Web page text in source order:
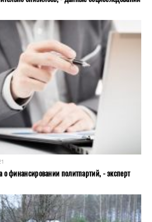
о финансировании политпартий, - эксперт